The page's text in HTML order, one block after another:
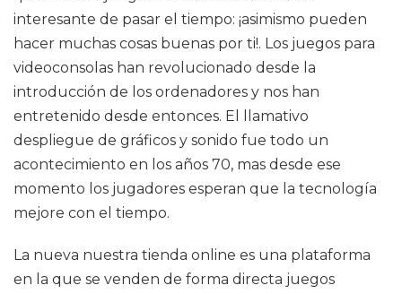
interesante de pasar el tiempo: ¡asimismo pueden
hacer muchas cosas buenas por ti!. Los juegos para
videoconsolas han revolucionado desde la
introducción de los ordenadores y nos han
entretenido desde entonces. El llamativo
despliegue de gráficos y sonido fue todo un
acontecimiento en los años 70, mas desde ese
momento los jugadores esperan que la tecnología
mejore con el tiempo.
La nueva nuestra tienda online es una plataforma
en la que se venden de forma directa juegos